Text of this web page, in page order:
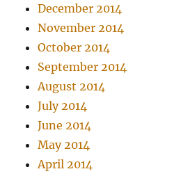
December 2014
November 2014
October 2014
September 2014
August 2014
July 2014
June 2014
May 2014
April 2014